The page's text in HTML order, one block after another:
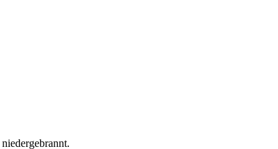
niedergebrannt.